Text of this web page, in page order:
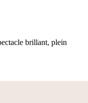
brillant, plein